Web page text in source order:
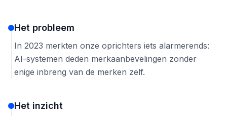
Het probleem
In 2023 merkten onze oprichters iets alarmerends:
AI-systemen deden merkaanbevelingen zonder
enige inbreng van de merken zelf.
Het inzicht